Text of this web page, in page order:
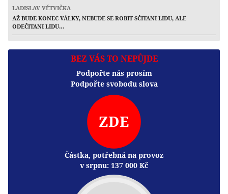
LADISLAV VĚTVIČKA
AŽ BUDE KONEC VÁLKY, NEBUDE SE ROBIT SČITANI LIDU, ALE
ODEČITANI LIDU…
BEZ VÁS TO NEPŮJDE
Podpořte nás prosím
Podpořte svobodu slova
ZDE
Částka, potřebná na provoz
v srpnu: 137 000 Kč